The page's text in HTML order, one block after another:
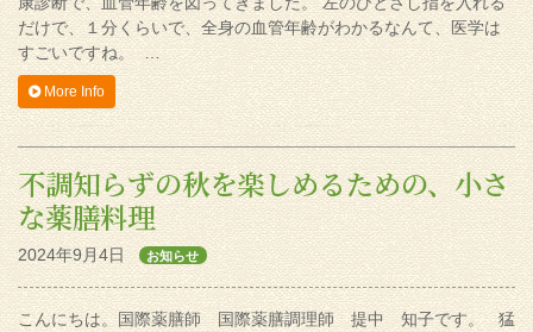
だけで、１分くらいで、全身の血管年齢がわかるなんて、医学は
すごいですね。 …
More Info
不調知らずの秋を楽しめるための、小さ
な薬膳料理
2024年9月4日 お知らせ
こんにちは。国際薬膳師 国際薬膳調理師 提中 知子です。 猛